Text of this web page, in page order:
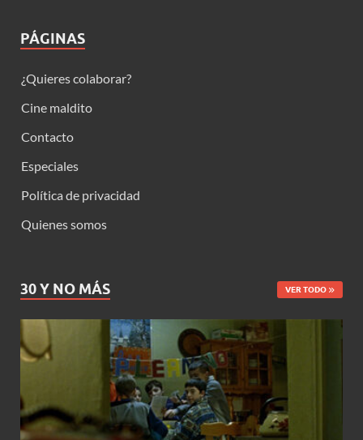
PÁGINAS
¿Quieres colaborar?
Cine maldito
Contacto
Especiales
Política de privacidad
Quienes somos
30 Y NO MÁS VER TODO